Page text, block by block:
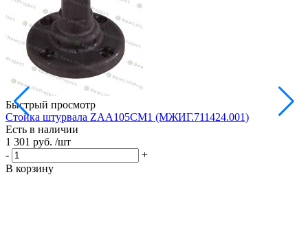
Быстрый просмотр
Стойка штурвала ZAA105CM1 (МЖИГ.711424.001)
Есть в наличии
1 301 руб. /шт
-
+
В корзину